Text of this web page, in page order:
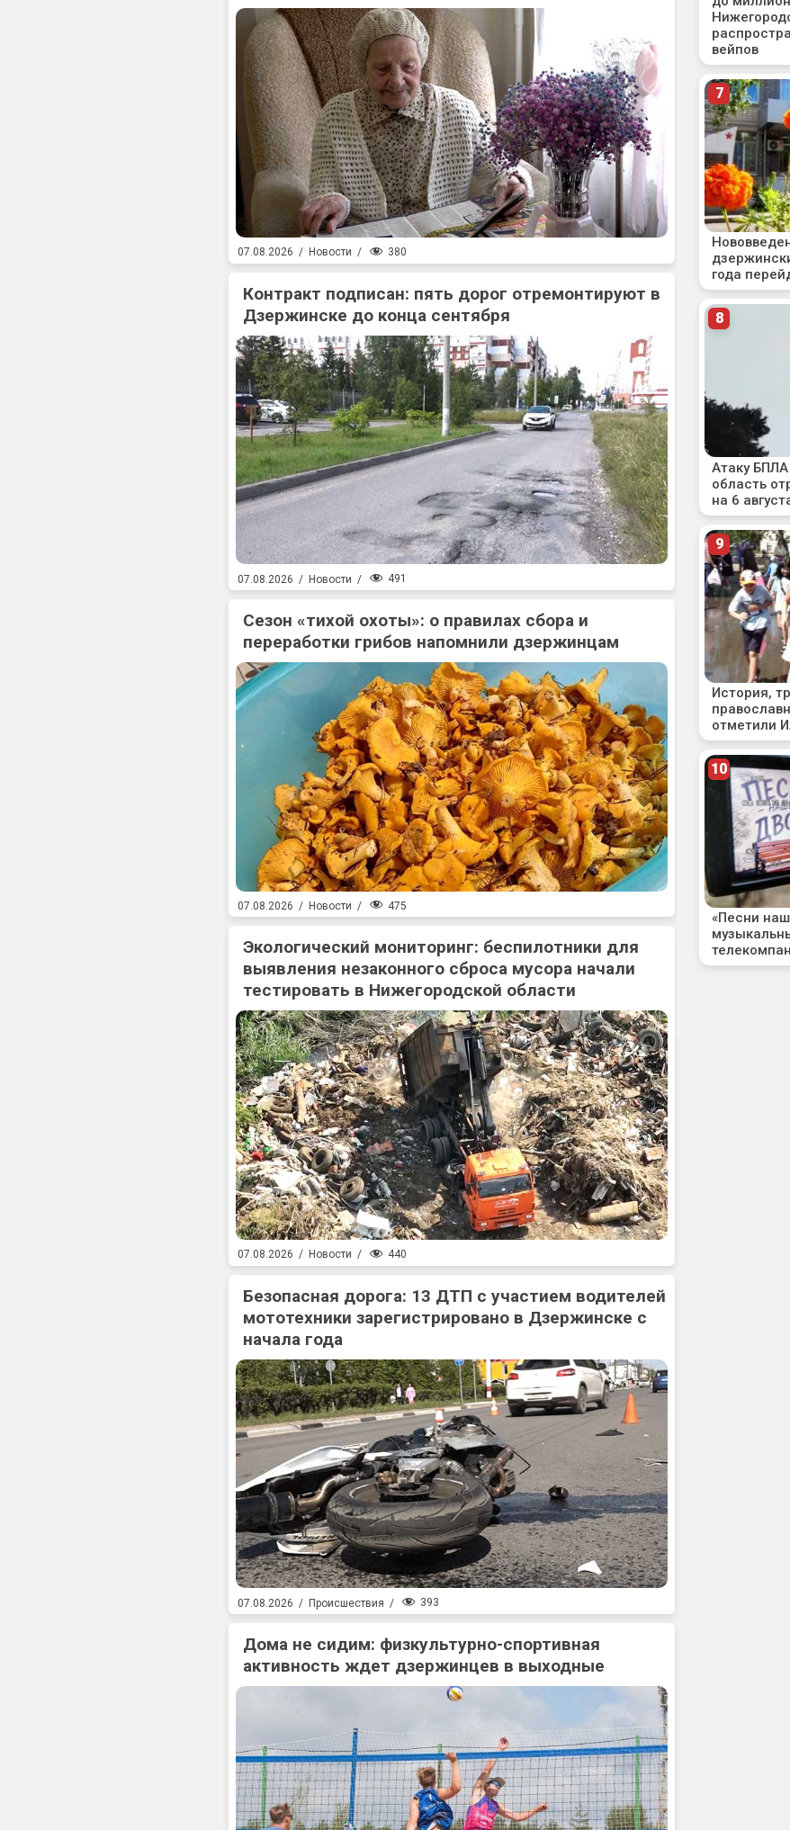
07.08.2026 / Новости / 380
Контракт подписан: пять дорог отремонтируют в
Дзержинске до конца сентября
07.08.2026 / Новости / 491
Сезон «тихой охоты»: о правилах сбора и
переработки грибов напомнили дзержинцам
07.08.2026 / Новости / 475
Экологический мониторинг: беспилотники для
выявления незаконного сброса мусора начали
тестировать в Нижегородской области
07.08.2026 / Новости / 440
Безопасная дорога: 13 ДТП с участием водителей
мототехники зарегистрировано в Дзержинске с
начала года
07.08.2026 / Происшествия / 393
Дома не сидим: физкультурно-спортивная
активность ждет дзержинцев в выходные